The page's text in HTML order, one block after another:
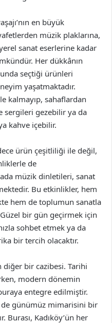
en büyük
müzik plaklarına,
sanat eserlerine kadar
Her dükkânın
seçtiği ürünleri
yaşatmaktadır.
kalmayıp, sahaflardan
sergileri gezebilir ya da
kahve içebilir.
ürün çeşitliliği ile değil,
de
müzik dinletileri, sanat
Bu etkinlikler, hem
hem de toplumun sanatla
bir gün geçirmek için
sohbet etmek ya da
bir tercih olacaktır.
diğer bir cazibesi. Tarihi
modern dönemin
entegre edilmiştir.
günümüz mimarisini bir
Burası, Kadıköy’ün her